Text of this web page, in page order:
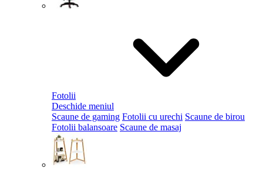
Fotolii
Deschide meniul
Scaune de gaming Fotolii cu urechi Scaune de birou
Fotolii balansoare Scaune de masaj